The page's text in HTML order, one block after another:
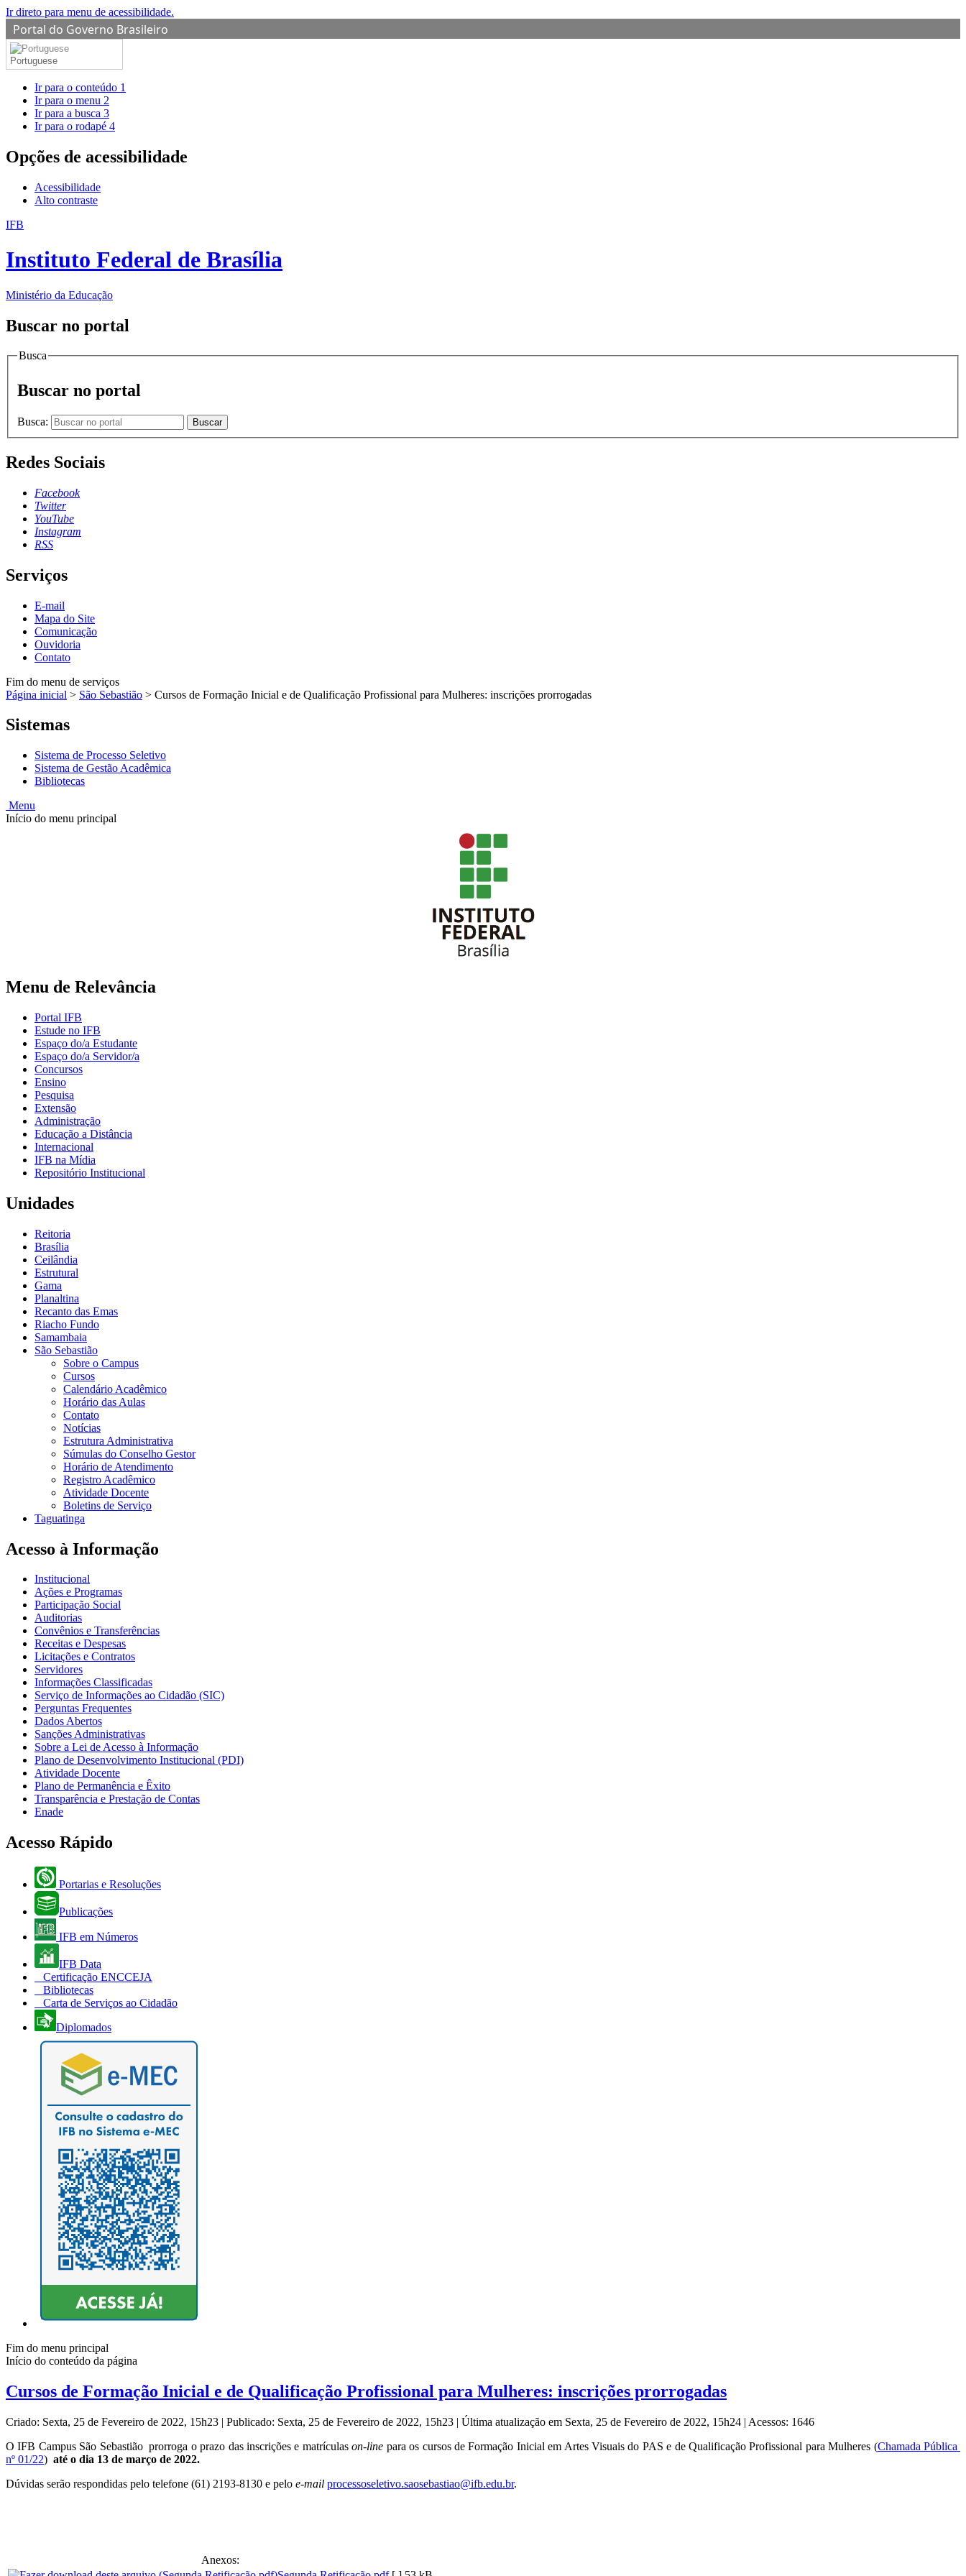
Ir direto para menu de acessibilidade.
Portal do Governo Brasileiro
Portuguese
Ir para o conteúdo 1
Ir para o menu 2
Ir para a busca 3
Ir para o rodapé 4
Opções de acessibilidade
Acessibilidade
Alto contraste
IFB
Instituto Federal de Brasília
Ministério da Educação
Buscar no portal
Busca
Buscar no portal
Busca: Buscar
Redes Sociais
Facebook
Twitter
YouTube
Instagram
RSS
Serviços
E-mail
Mapa do Site
Comunicação
Ouvidoria
Contato
Fim do menu de serviços
Página inicial > São Sebastião > Cursos de Formação Inicial e de Qualificação Profissional para Mulheres: inscrições prorrogadas
Sistemas
Sistema de Processo Seletivo
Sistema de Gestão Acadêmica
Bibliotecas
Menu
Início do menu principal
Menu de Relevância
Portal IFB
Estude no IFB
Espaço do/a Estudante
Espaço do/a Servidor/a
Concursos
Ensino
Pesquisa
Extensão
Administração
Educação a Distância
Internacional
IFB na Mídia
Repositório Institucional
Unidades
Reitoria
Brasília
Ceilândia
Estrutural
Gama
Planaltina
Recanto das Emas
Riacho Fundo
Samambaia
São Sebastião
Sobre o Campus
Cursos
Calendário Acadêmico
Horário das Aulas
Contato
Notícias
Estrutura Administrativa
Súmulas do Conselho Gestor
Horário de Atendimento
Registro Acadêmico
Atividade Docente
Boletins de Serviço
Taguatinga
Acesso à Informação
Institucional
Ações e Programas
Participação Social
Auditorias
Convênios e Transferências
Receitas e Despesas
Licitações e Contratos
Servidores
Informações Classificadas
Serviço de Informações ao Cidadão (SIC)
Perguntas Frequentes
Dados Abertos
Sanções Administrativas
Sobre a Lei de Acesso à Informação
Plano de Desenvolvimento Institucional (PDI)
Atividade Docente
Plano de Permanência e Êxito
Transparência e Prestação de Contas
Enade
Acesso Rápido
Portarias e Resoluções
Publicações
IFB em Números
IFB Data
Certificação ENCCEJA
Bibliotecas
Carta de Serviços ao Cidadão
Diplomados
Fim do menu principal
Início do conteúdo da página
Cursos de Formação Inicial e de Qualificação Profissional para Mulheres: inscrições prorrogadas
Criado: Sexta, 25 de Fevereiro de 2022, 15h23 | Publicado: Sexta, 25 de Fevereiro de 2022, 15h23 | Última atualização em Sexta, 25 de Fevereiro de 2022, 15h24 | Acessos: 1646
O IFB Campus São Sebastião prorroga o prazo das inscrições e matrículason-line para os cursos de Formação Inicial em Artes Visuais do PAS e de Qualificação Profissional para Mulheres (Chamada Pública
nº 01/22) até o dia 13 de março de 2022.
Dúvidas serão respondidas pelo telefone (61) 2193-8130 e pelo e-mail processoseletivo.saosebastiao@ifb.edu.br.
Anexos: